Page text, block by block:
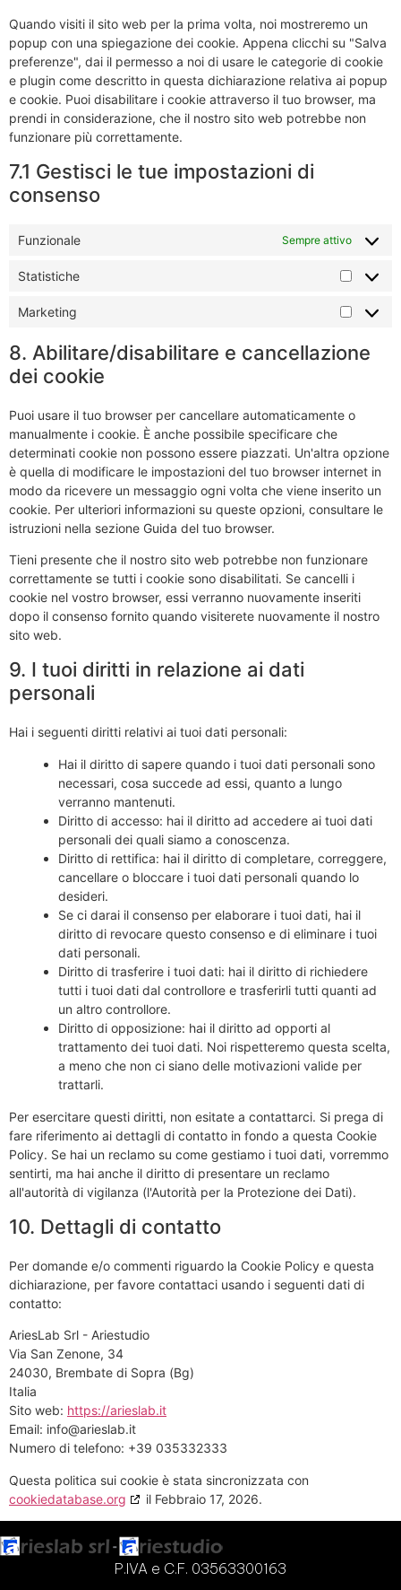
Quando visiti il sito web per la prima volta, noi mostreremo un
popup con una spiegazione dei cookie. Appena clicchi su "Salva
preferenze", dai il permesso a noi di usare le categorie di cookie
e plugin come descritto in questa dichiarazione relativa ai popup
e cookie. Puoi disabilitare i cookie attraverso il tuo browser, ma
prendi in considerazione, che il nostro sito web potrebbe non
funzionare più correttamente.
7.1 Gestisci le tue impostazioni di
consenso
Funzionale Sempre attivo
Statistiche
Marketing
8. Abilitare/disabilitare e cancellazione
dei cookie
Puoi usare il tuo browser per cancellare automaticamente o
manualmente i cookie. È anche possibile specificare che
determinati cookie non possono essere piazzati. Un'altra opzione
è quella di modificare le impostazioni del tuo browser internet in
modo da ricevere un messaggio ogni volta che viene inserito un
cookie. Per ulteriori informazioni su queste opzioni, consultare le
istruzioni nella sezione Guida del tuo browser.
Tieni presente che il nostro sito web potrebbe non funzionare
correttamente se tutti i cookie sono disabilitati. Se cancelli i
cookie nel vostro browser, essi verranno nuovamente inseriti
dopo il consenso fornito quando visiterete nuovamente il nostro
sito web.
9. I tuoi diritti in relazione ai dati
personali
Hai i seguenti diritti relativi ai tuoi dati personali:
Hai il diritto di sapere quando i tuoi dati personali sono
necessari, cosa succede ad essi, quanto a lungo
verranno mantenuti.
Diritto di accesso: hai il diritto ad accedere ai tuoi dati
personali dei quali siamo a conoscenza.
Diritto di rettifica: hai il diritto di completare, correggere,
cancellare o bloccare i tuoi dati personali quando lo
desideri.
Se ci darai il consenso per elaborare i tuoi dati, hai il
diritto di revocare questo consenso e di eliminare i tuoi
dati personali.
Diritto di trasferire i tuoi dati: hai il diritto di richiedere
tutti i tuoi dati dal controllore e trasferirli tutti quanti ad
un altro controllore.
Diritto di opposizione: hai il diritto ad opporti al
trattamento dei tuoi dati. Noi rispetteremo questa scelta,
a meno che non ci siano delle motivazioni valide per
trattarli.
Per esercitare questi diritti, non esitate a contattarci. Si prega di
fare riferimento ai dettagli di contatto in fondo a questa Cookie
Policy. Se hai un reclamo su come gestiamo i tuoi dati, vorremmo
sentirti, ma hai anche il diritto di presentare un reclamo
all'autorità di vigilanza (l'Autorità per la Protezione dei Dati).
10. Dettagli di contatto
Per domande e/o commenti riguardo la Cookie Policy e questa
dichiarazione, per favore contattaci usando i seguenti dati di
contatto:
AriesLab Srl - Ariestudio
Via San Zenone, 34
24030, Brembate di Sopra (Bg)
Italia
Sito web: https://arieslab.it
Email: info@arieslab.it
Numero di telefono: +39 035332333
Questa politica sui cookie è stata sincronizzata con
cookiedatabase.org
il Febbraio 17, 2026.
P.IVA e C.F. 03563300163